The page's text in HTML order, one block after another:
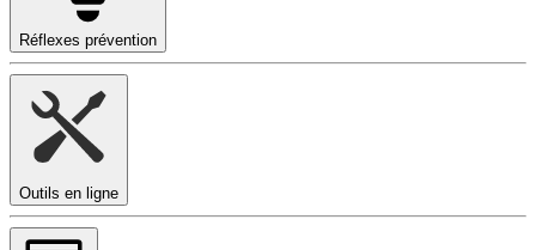
Réflexes prévention
Outils en ligne